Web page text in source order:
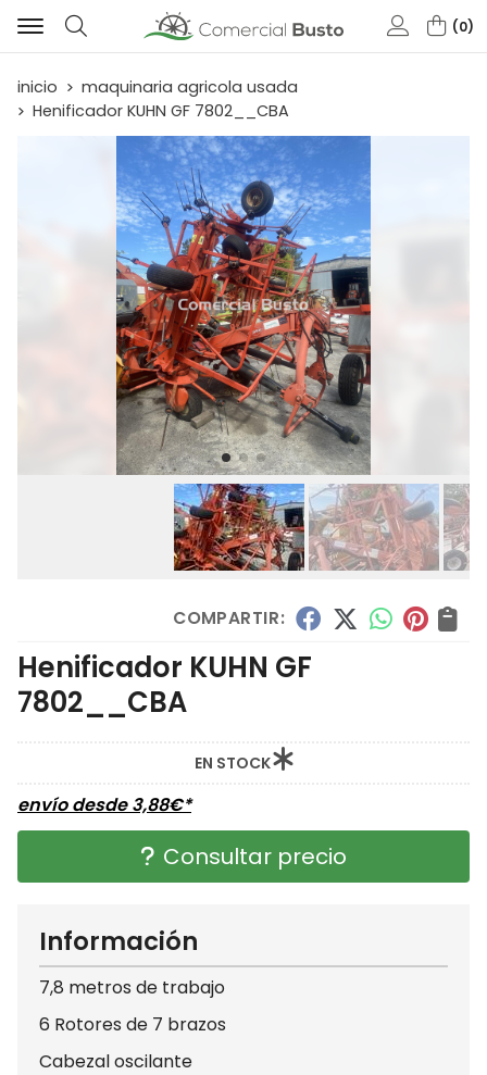
Buscar
0
inicio
maquinaria agricola usada
Henificador KUHN GF 7802__CBA
COMPARTIR:
Henificador KUHN GF
7802__CBA
EN STOCK
envío desde3,88€*
Consultar precio
Información
7,8 metros de trabajo
6 Rotores de 7 brazos
Cabezal oscilante